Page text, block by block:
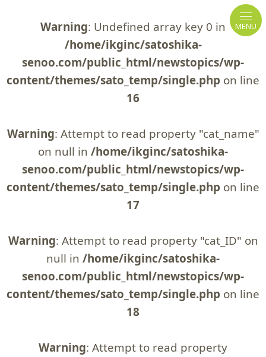
Warning: Undefined array key 0 in
/home/ikginc/satoshika-
senoo.com/public_html/newstopics/wp-
content/themes/sato_temp/single.php on line
16
Warning: Attempt to read property "cat_name"
on null in /home/ikginc/satoshika-
senoo.com/public_html/newstopics/wp-
content/themes/sato_temp/single.php on line
17
Warning: Attempt to read property "cat_ID" on
null in /home/ikginc/satoshika-
senoo.com/public_html/newstopics/wp-
content/themes/sato_temp/single.php on line
18
Warning: Attempt to read property
MENU